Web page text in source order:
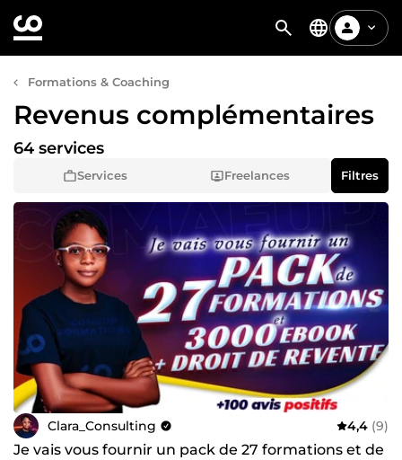
Formations & Coaching
Revenus complémentaires
Services Freelances
64 services
Filtres
Clara_Consulting 4,4 (9)
Je vais vous fournir un pack de 27 formations et de